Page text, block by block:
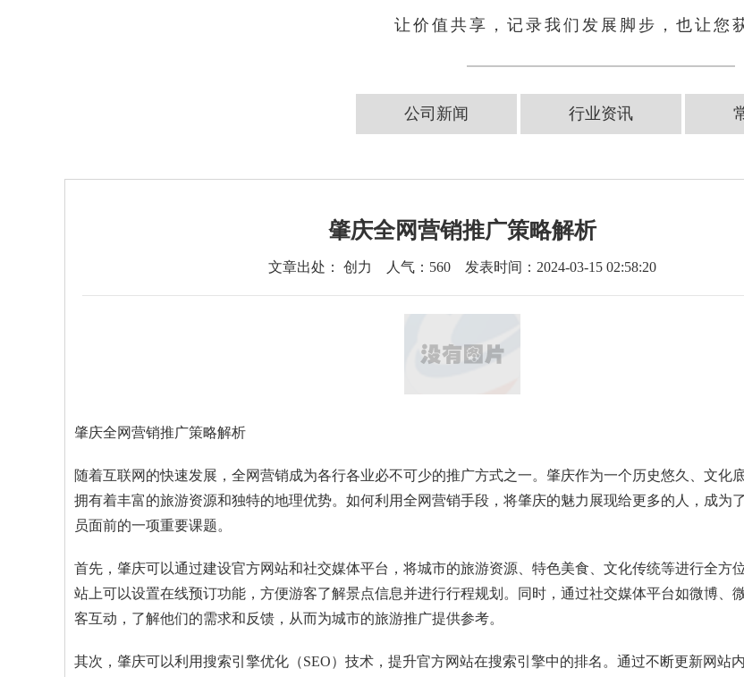
让价值共享，记录我们发展脚步，也让您
公司新闻 行业资讯
肇庆全网营销推广策略解析
文章出处： 创力 人气： 560 发表时间：2024-03-15 02:58:20
肇庆全网营销推广策略解析
随着互联网的快速发展，全网营销成为各行各业必不可少的推广方式之一。肇庆作为一个历史悠久、文化
拥有着丰富的旅游资源和独特的地理优势。如何利用全网营销手段，将肇庆的魅力展现给更多的人，成为
员面前的一项重要课题。
首先，肇庆可以通过建设官方网站和社交媒体平台，将城市的旅游资源、特色美食、文化传统等进行全方
站上可以设置在线预订功能，方便游客了解景点信息并进行行程规划。同时，通过社交媒体平台如微博、
客互动，了解他们的需求和反馈，从而为城市的旅游推广提供参考。
其次，肇庆可以利用搜索引擎优化（SEO）技术，提升官方网站在搜索引擎中的排名。通过不断更新网站